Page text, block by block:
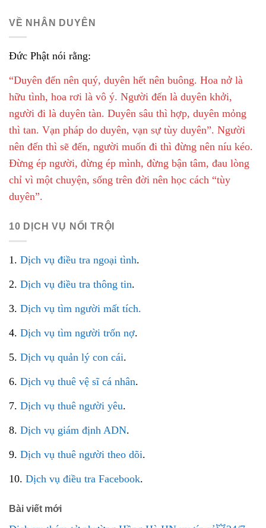
VỀ NHÂN DUYÊN
Đức Phật nói rằng:
“Duyên đến nên quý, duyên hết nên buông. Hoa nở là
hữu tình, hoa rơi là vô ý. Người đến là duyên khởi,
người đi là duyên tàn. Duyên sâu thì hợp, duyên mỏng
thì tan. Vạn pháp do duyên, vạn sự tùy duyên”. Người
nên đến thì sẽ đến, người muốn đi thì đừng nên níu kéo.
Đừng ép người, đừng ép mình, đừng bận tâm, đau lòng
chỉ vì một chuyện, sống trên đời nên học cách “tùy
duyên”.
10 DỊCH VỤ NỔI TRỘI
1. Dịch vụ điều tra ngoại tình.
2. Dịch vụ điều tra thông tin.
3. Dịch vụ tìm người mất tích.
4. Dịch vụ tìm người trốn nợ.
5. Dịch vụ quản lý con cái.
6. Dịch vụ thuê vệ sĩ cá nhân.
7. Dịch vụ thuê người yêu.
8. Dịch vụ giám định ADN.
9. Dịch vụ thuê người theo dõi.
10. Dịch vụ điều tra Facebook.
Bài viết mới